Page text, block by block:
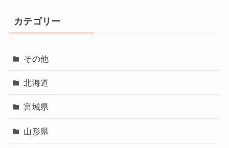
カテゴリー
その他
北海道
宮城県
山形県